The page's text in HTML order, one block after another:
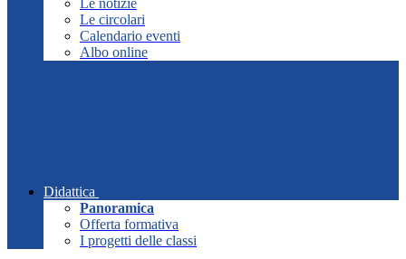
Le notizie
Le circolari
Calendario eventi
Albo online
Didattica
Panoramica
Offerta formativa
I progetti delle classi